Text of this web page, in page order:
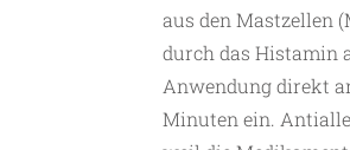
aus den Mastzellen
durch das Histamin
Anwendung direkt
Minuten ein.